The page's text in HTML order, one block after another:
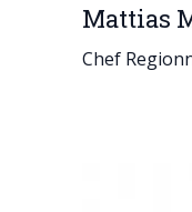
Mattias
Chef